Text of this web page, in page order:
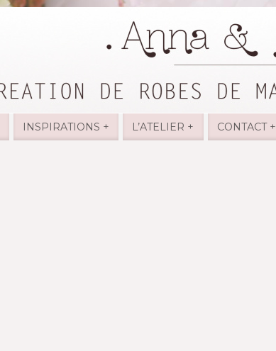
INSPIRATIONS + L’ATELIER + CONTACT +